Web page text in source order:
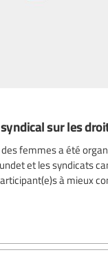
sur les
femmes a été
et les syndicats
à mieux